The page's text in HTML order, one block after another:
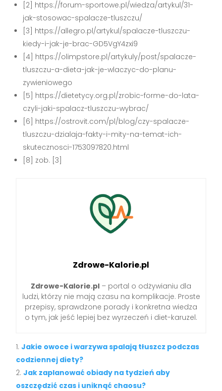
[2] https://forum-sportowe.pl/wiedza/artykul/31-
jak-stosowac-spalacze-tluszczu/
[3] https://allegro.pl/artykul/spalacze-tluszczu-
kiedy-i-jak-je-brac-GD5VgY4zxi9
[4] https://olimpstore.pl/artykuly/post/spalacze-
tluszczu-a-dieta-jak-je-wlaczyc-do-planu-
zywieniowego
[5] https://dietetycy.org.pl/zrobic-forme-do-lata-
czyli-jaki-spalacz-tluszczu-wybrac/
[6] https://ostrovit.com/pl/blog/czy-spalacze-
tluszczu-dzialaja-fakty-i-mity-na-temat-ich-
skutecznosci-1753097820.html
[8] zob. [3]
Zdrowe-Kalorie.pl
Zdrowe-Kalorie.pl – portal o odżywianiu dla
ludzi, którzy nie mają czasu na komplikacje. Proste
przepisy, sprawdzone porady i konkretna wiedza
o tym, jak jeść lepiej bez wyrzeczeń i diet-karuzel.
Jakie owoce i warzywa spalają tłuszcz podczas
codziennej diety?
Jak zaplanować obiady na tydzień aby
oszczędzić czas i uniknąć chaosu?